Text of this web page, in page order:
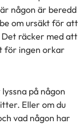
någon är beredd
om ursäkt för att
räcker med att
för ingen orkar
på någon
Eller om du
vad någon har